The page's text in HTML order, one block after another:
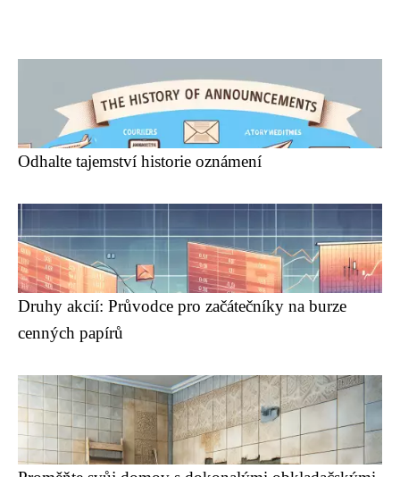
Odhalte tajemství historie oznámení
Druhy akcií: Průvodce pro začátečníky na burze
cenných papírů